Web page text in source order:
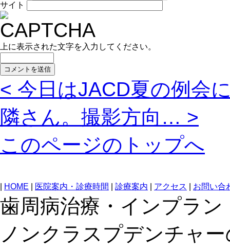
サイト
上に表示された文字を入力してください。
< 今日はJACD夏の例会
隣さん。撮影方向… >
このページのトップへ
HOME 医院案内・診療時間 診療案内 アクセス お問い合
歯周病治療・インプラ
ノンクラスプデンチャ